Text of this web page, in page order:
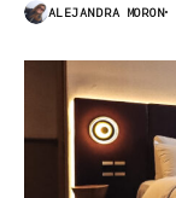
ALEJANDRA MORON